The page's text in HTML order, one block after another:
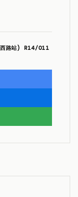
路站) R14/O11